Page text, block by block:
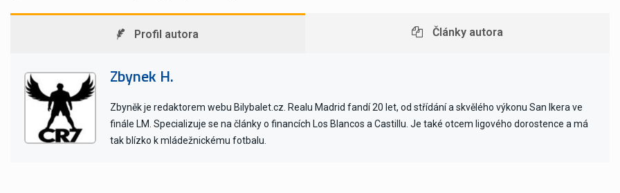
Profil autora Články autora
Zbynek H.
Zbyněk je redaktorem webu Bilybalet.cz. Realu Madrid fandí 20 let, od střídání a skvělého výkonu San Ikera ve
finále LM. Specializuje se na články o financích Los Blancos a Castillu. Je také otcem ligového dorostence a má
tak blízko k mládežnickému fotbalu.